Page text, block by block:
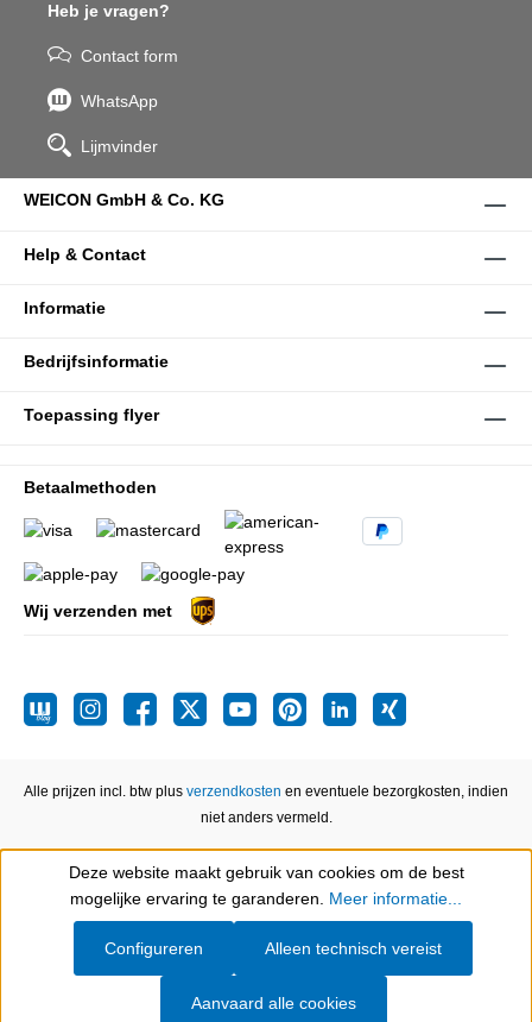
Heb je vragen?
Contact form
WhatsApp
Lijmvinder
WEICON GmbH & Co. KG
Help & Contact
Informatie
Bedrijfsinformatie
Toepassing flyer
Betaalmethoden
Wij verzenden met
Alle prijzen incl. btw plus verzendkosten en eventuele bezorgkosten, indien
niet anders vermeld.
Show toolbar
Deze website maakt gebruik van cookies om de best
mogelijke ervaring te garanderen. Meer informatie...
Alleen technisch vereist
Configureren
Aanvaard alle cookies